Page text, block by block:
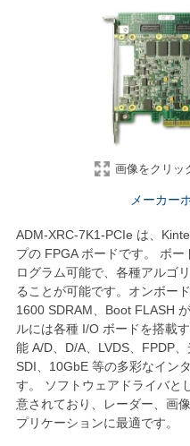
画像をクリッ
メーカー
ADM-XRC-7K1-PCIe は、
プの FPGA ボードです。 ボ
ログラム可能で、各種アルゴ
ることが可能です。オンボー
1600 SDRAM、Boot FLASH
ルには各種 I/O ボードを搭載
能 A/D、D/A、LVDS、FPDP
SDI、10GbE 等の多彩なイン
す。 ソフトウェアドライバと
意されており、レーダー、画
プリケーションに最適です。